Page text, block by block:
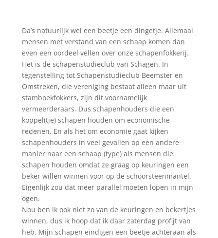
Da’s natuurlijk wel een beetje een dingetje. Allemaal
mensen met verstand van een schaap komen dan
even een oordeel vellen over onze schapenfokkerij.
Het is de schapenstudieclub van Schagen. In
tegenstelling tot Schapenstudieclub Beemster en
Omstreken, die vereniging bestaat alleen maar uit
stamboekfokkers, zijn dit voornamelijk
vermeerderaars. Dus schapenhouders die een
koppel(tje) schapen houden om economische
redenen. En als het om economie gaat kijken
schapenhouders in veel gevallen op een andere
manier naar een schaap (type) als mensen die
schapen houden omdat ze graag op keuringen een
beker willen winnen voor op de schoorsteenmantel.
Eigenlijk zou dat meer parallel moeten lopen in mijn
ogen.
Nou ben ik ook niet zo van de keuringen en bekertjes
winnen, dus ik hoop dat ik daar zaterdag profijt van
heb. Mijn schapen eindigen een beetje achteraan als